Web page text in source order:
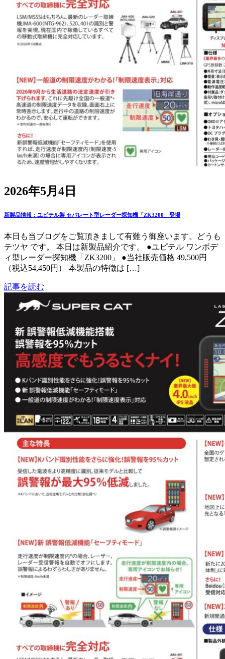
2026年5月4日
新製品情報：ユピテル製 セパレート型レーダー探知機「ZK3200」登場
本日も当ブログをご覧頂きまして有難う御座います。どうも
テツヤ です。 本日は新製品紹介です。 ●ユピテル ワンボデ
ィ型レーダー探知機「ZK3200」 ●当社販売価格 49,500円
（税込54,450円） 本製品の特徴は […]
記事を読む